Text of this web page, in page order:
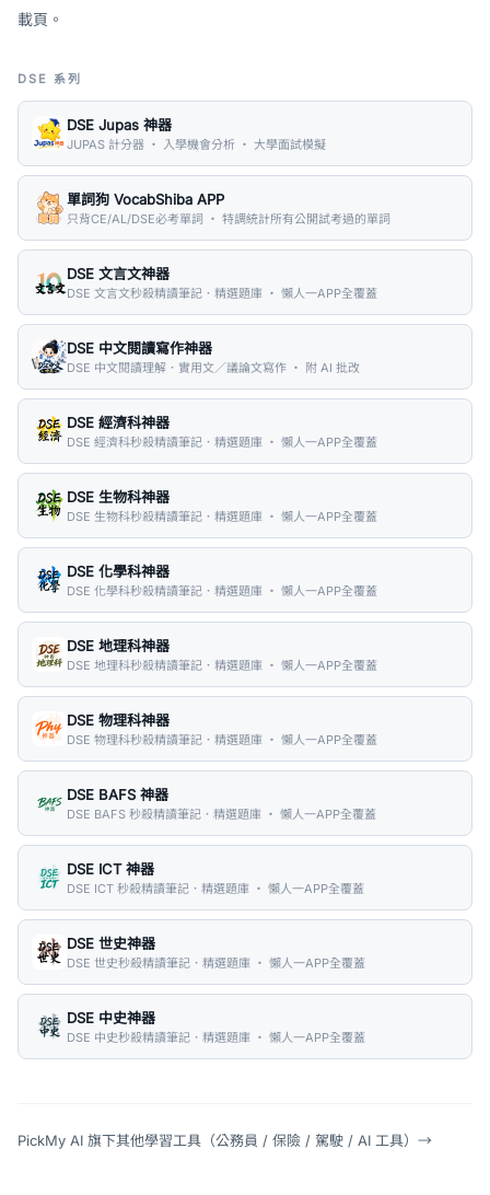
載頁。
DSE 系列
DSE Jupas 神器
JUPAS 計分器 ・ 入學機會分析 ・ 大學面試模擬
單詞狗 VocabShiba APP
只背CE/AL/DSE必考單詞 ・ 特調統計所有公開試考過的單詞
DSE 文言文神器
DSE 文言文秒殺精讀筆記．精選題庫 ・ 懶人一APP全覆蓋
DSE 中文閱讀寫作神器
DSE 中文閱讀理解．實用文／議論文寫作 ・ 附 AI 批改
DSE 經濟科神器
DSE 經濟科秒殺精讀筆記．精選題庫 ・ 懶人一APP全覆蓋
DSE 生物科神器
DSE 生物科秒殺精讀筆記．精選題庫 ・ 懶人一APP全覆蓋
DSE 化學科神器
DSE 化學科秒殺精讀筆記．精選題庫 ・ 懶人一APP全覆蓋
DSE 地理科神器
DSE 地理科秒殺精讀筆記．精選題庫 ・ 懶人一APP全覆蓋
DSE 物理科神器
DSE 物理科秒殺精讀筆記．精選題庫 ・ 懶人一APP全覆蓋
DSE BAFS 神器
DSE BAFS 秒殺精讀筆記．精選題庫 ・ 懶人一APP全覆蓋
DSE ICT 神器
DSE ICT 秒殺精讀筆記．精選題庫 ・ 懶人一APP全覆蓋
DSE 世史神器
DSE 世史秒殺精讀筆記．精選題庫 ・ 懶人一APP全覆蓋
DSE 中史神器
DSE 中史秒殺精讀筆記．精選題庫 ・ 懶人一APP全覆蓋
PickMy AI 旗下其他學習工具（公務員 / 保險 / 駕駛 / AI 工具） →